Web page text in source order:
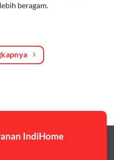
internet berkualitas tinggi
beragam.
IndiHome